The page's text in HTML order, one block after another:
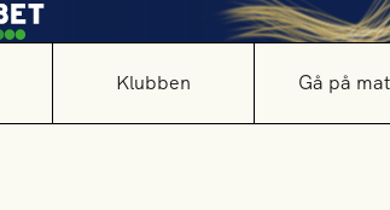
Klubben Gå på